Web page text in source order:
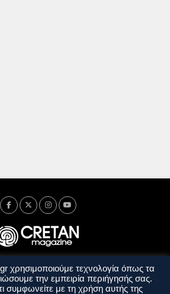
Πολιτική Απορρήτου
Όροι Χρήσης
Όροι και Προϋποθέσεις
χρησιμοποιούμε τεχνολογία όπως τα
την εμπειρία περιήγησής σας.
συμφωνείτε με τη χρήση αυτής της